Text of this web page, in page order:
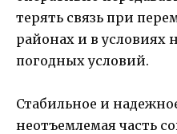
терять связь при
районах и в условиях
погодных условий.
Стабильное и
неотъемлемая часть